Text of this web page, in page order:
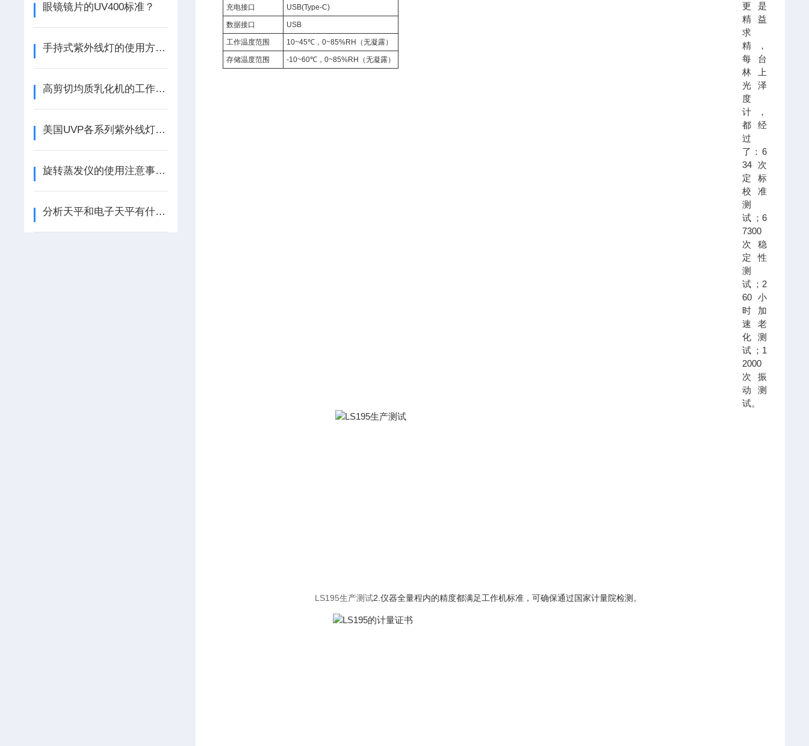
眼镜镜片的UV400标准？
手持式紫外线灯的使用方法和维护与保养
高剪切均质乳化机的工作原理？
美国UVP各系列紫外线灯的广泛应用
旋转蒸发仪的使用注意事项？
分析天平和电子天平有什么区别?
充电接口 USB(Type-C)
数据接口 USB
工作温度范围 10~45℃，0~85%RH（无凝露）
存储温度范围 -10~60℃，0~85%RH（无凝露）
更是
精益
求
精，
每台
林上
光泽
度
计，
都经
过
了： 6
34次
定标
校准
测
试； 6
7300
次稳
定性
测
试； 2
60小
时加
速老
化测
试； 1
2000
次振
动测
试。
LS195生产测试2.仪器全量程内的精度都满足工作机标准，可确保通过国家计量院检测。